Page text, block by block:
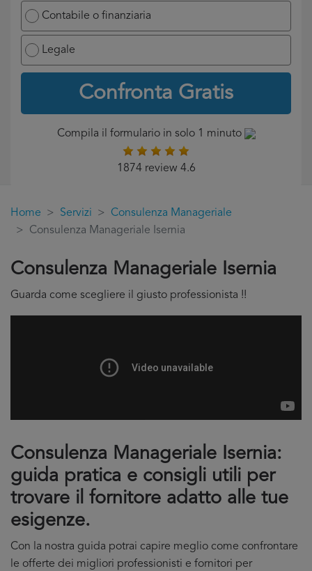
Contabile o finanziaria
Legale
Confronta Gratis
Compila il formulario in solo 1 minuto
1874 review 4.6
Home Servizi
Consulenza Manageriale
Consulenza Manageriale Isernia
Consulenza Manageriale Isernia
Guarda come scegliere il giusto professionista !!
Consulenza Manageriale Isernia:
guida pratica e consigli utili per
trovare il fornitore adatto alle tue
esigenze.
Con la nostra guida potrai capire meglio come confrontare
le offerte dei migliori professionisti e fornitori per